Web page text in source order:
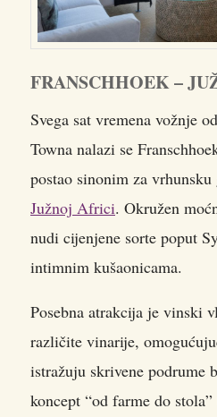
FRANSCHHOEK –
Svega sat vremena vožnje
Towna nalazi se
postao sinonim za
Južnoj Africi. Okružen
nudi cijenjene sorte poput
intimnim kušaonicama.
Posebna atrakcija je vinski
različite vinarije,
istražuju skrivene podrume
koncept “od farme do